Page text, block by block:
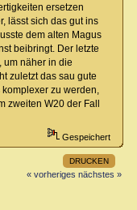
ersetzen
lässt sich das gut ins
dem alten Magus
beibringt. Der letzte
um näher in die
zuletzt das sau gute
zu werden,
zweiten W20 der Fall
Gespeichert
DRUCKEN
« vorheriges nächstes »